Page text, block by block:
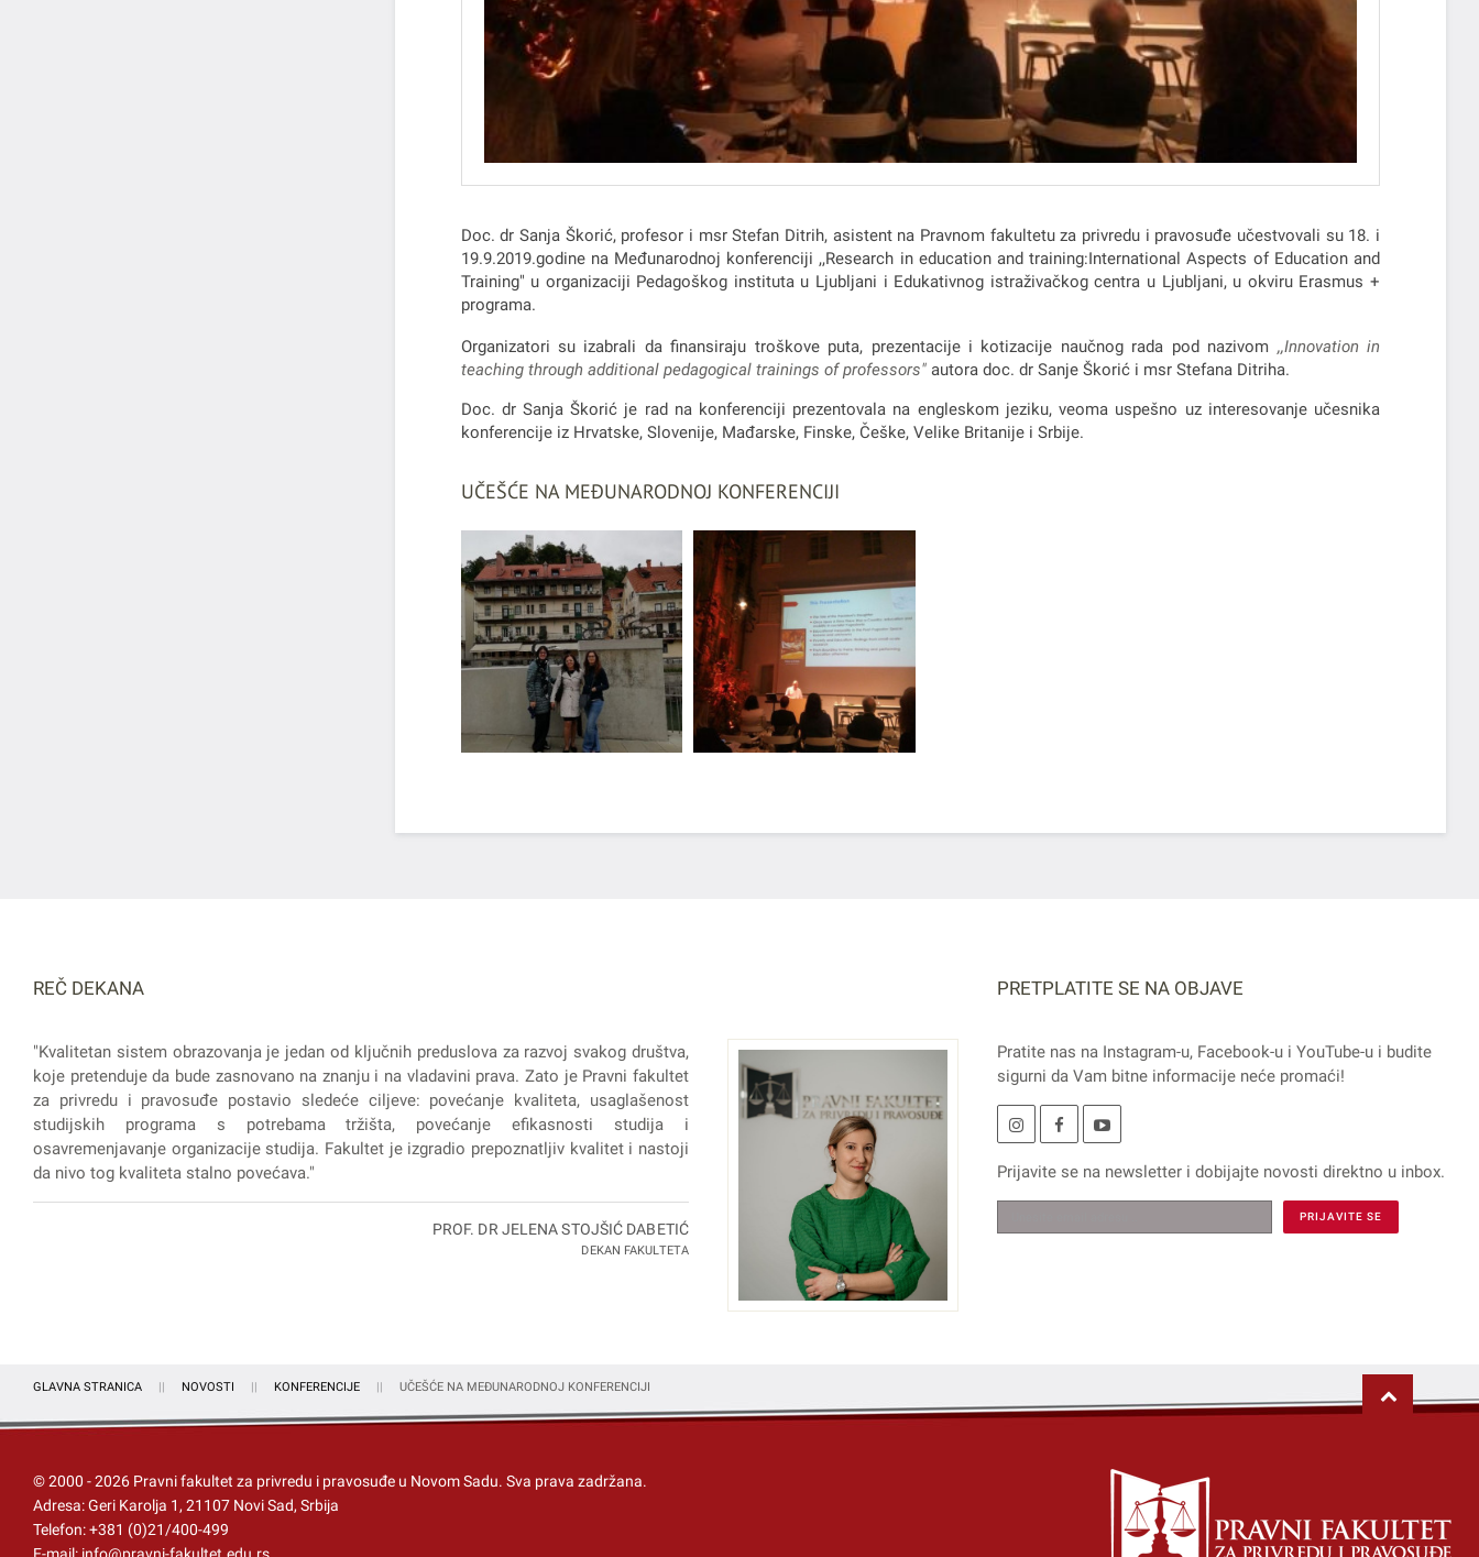
Doc. dr Sanja Škorić, profesor i msr Stefan Ditrih, asistent na Pravnom fakultetu za privredu i pravosuđe učestvovali su 18. i
19.9.2019.godine na Međunarodnoj konferenciji ,,Research in education and training:International Aspects of Education and
Training" u organizaciji Pedagoškog instituta u Ljubljani i Edukativnog istraživačkog centra u Ljubljani, u okviru Erasmus +
programa.
Organizatori su izabrali da finansiraju troškove puta, prezentacije i kotizacije naučnog rada pod nazivom ,,Innovation in
teaching through additional pedagogical trainings of professors"autora doc. dr Sanje Škorić i msr Stefana Ditriha.
Doc. dr Sanja Škorić je rad na konferenciji prezentovala na engleskom jeziku, veoma uspešno uz interesovanje učesnika
konferencije iz Hrvatske, Slovenije, Mađarske, Finske, Češke, Velike Britanije i Srbije.
UČEŠĆE NA MEĐUNARODNOJ KONFERENCIJI
REČ DEKANA
"Kvalitetan sistem obrazovanja je jedan od ključnih preduslova za razvoj svakog društva,
koje pretenduje da bude zasnovano na znanju i na vladavini prava. Zato je Pravni fakultet
za privredu i pravosuđe postavio sledeće ciljeve: povećanje kvaliteta, usaglašenost
studijskih programa s potrebama tržišta, povećanje efikasnosti studija i
osavremenjavanje organizacije studija. Fakultet je izgradio prepoznatljiv kvalitet i nastoji
da nivo tog kvaliteta stalno povećava."
PROF. DR JELENA STOJŠIĆ DABETIĆ
DEKAN FAKULTETA
PRETPLATITE SE NA OBJAVE
Pratite nas na Instagram-u, Facebook-u i YouTube-u i budite
sigurni da Vam bitne informacije neće promaći!
Prijavite se na newsletteri dobijajte novosti direktno u inbox.
GLAVNA STRANICA NOVOSTI KONFERENCIJE UČEŠĆE NA MEĐUNARODNOJ KONFERENCIJI
© 2000 -2026 Pravni fakultet za privredu i pravosuđe u Novom Sadu. Sva prava zadržana.
Adresa: Geri Karolja 1, 21107 Novi Sad, Srbija
Telefon:+381 (0)21/400-499